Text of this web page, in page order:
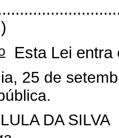
Esta Lei entra
de
DA SILVA